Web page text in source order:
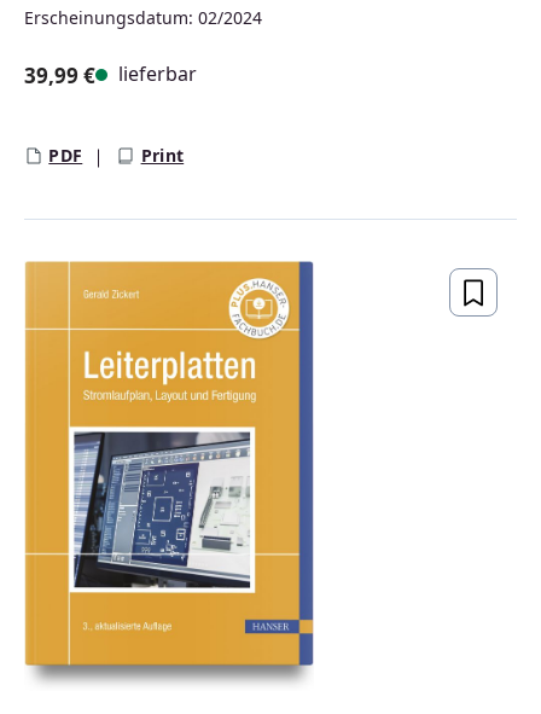
Erscheinungsdatum: 02/2024
39,99 € lieferbar
PDF Print